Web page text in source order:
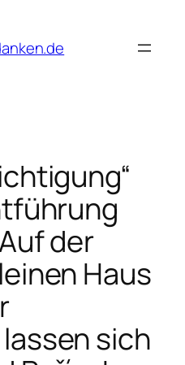
der
Haus
sich